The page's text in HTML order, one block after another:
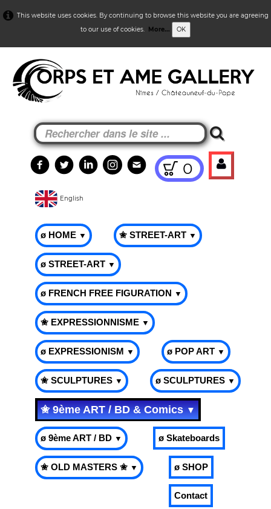
This website uses cookies. By continuing to browse this website you are agreeing
to our use of cookies. More... OK
0
English
ø HOME ▼ ✬ STREET-ART ▼
ø STREET-ART ▼
ø FRENCH FREE FIGURATION ▼
✬ EXPRESSIONNISME ▼
ø EXPRESSIONISM ▼ ø POP ART ▼
✬ SCULPTURES ▼ ø SCULPTURES ▼
✬ 9ème ART / BD & Comics▼
ø 9ème ART / BD ▼ ø Skateboards
✬ OLD MASTERS ✬ ▼ ø SHOP
Contact